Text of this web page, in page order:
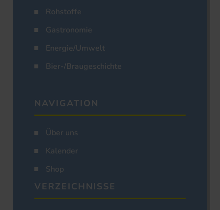
Rohstoffe
Gastronomie
Energie/Umwelt
Bier-/Braugeschichte
NAVIGATION
Über uns
Kalender
Shop
VERZEICHNISSE